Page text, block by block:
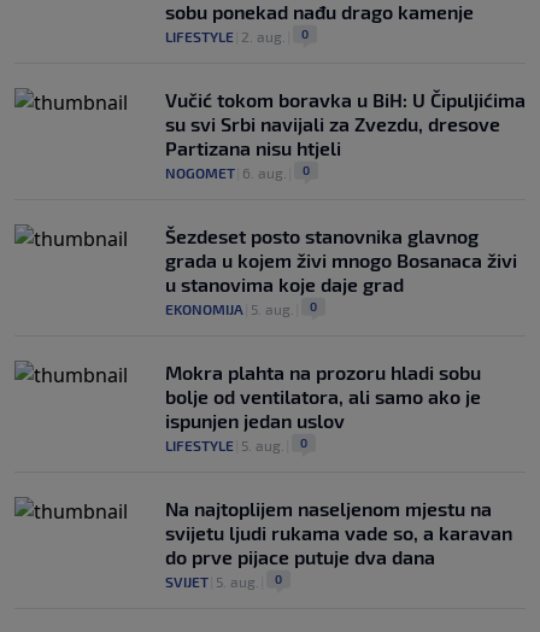
sobu ponekad nađu drago kamenje
LIFESTYLE 2. aug. 0
Vučić tokom boravka u BiH: U Čipuljićima
su svi Srbi navijali za Zvezdu, dresove
Partizana nisu htjeli
NOGOMET 6. aug. 0
Šezdeset posto stanovnika glavnog
grada u kojem živi mnogo Bosanaca živi
u stanovima koje daje grad
EKONOMIJA 5. aug. 0
Mokra plahta na prozoru hladi sobu
bolje od ventilatora, ali samo ako je
ispunjen jedan uslov
LIFESTYLE 5. aug. 0
Na najtoplijem naseljenom mjestu na
svijetu ljudi rukama vade so, a karavan
do prve pijace putuje dva dana
SVIJET 5. aug. 0